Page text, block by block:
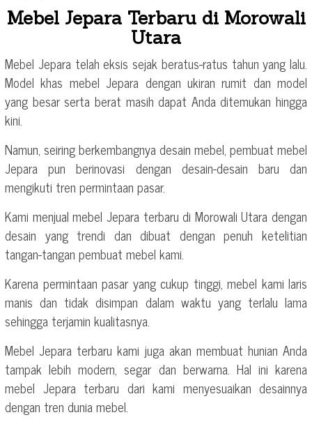
Mebel Jepara Terbaru di Morowali
Utara
Mebel Jepara telah eksis sejak beratus-ratus tahun yang lalu.
Model khas mebel Jepara dengan ukiran rumit dan model
yang besar serta berat masih dapat Anda ditemukan hingga
kini.
Namun, seiring berkembangnya desain mebel, pembuat mebel
Jepara pun berinovasi dengan desain-desain baru dan
mengikuti tren permintaan pasar.
Kami menjual mebel Jepara terbaru di Morowali Utara dengan
desain yang trendi dan dibuat dengan penuh ketelitian
tangan-tangan pembuat mebel kami.
Karena permintaan pasar yang cukup tinggi, mebel kami laris
manis dan tidak disimpan dalam waktu yang terlalu lama
sehingga terjamin kualitasnya.
Mebel Jepara terbaru kami juga akan membuat hunian Anda
tampak lebih modern, segar dan berwarna. Hal ini karena
mebel Jepara terbaru dari kami menyesuaikan desainnya
dengan tren dunia mebel.